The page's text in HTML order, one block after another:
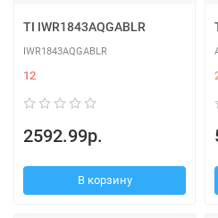
TI IWR1843AQGABLR
IWR1843AQGABLR
12
2592.99р.
В корзину